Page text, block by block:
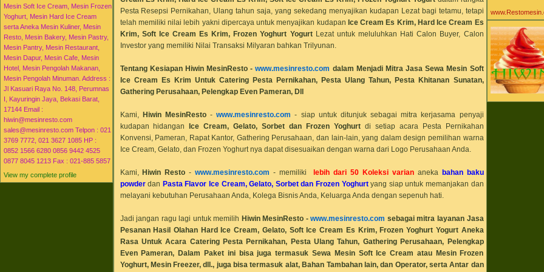
Mesin Soft Ice Cream, Mesin Frozen
Yoghurt, Mesin Hard Ice Cream
serta Aneka Mesin Kuliner, Mesin
Resto, Mesin Bakery, Mesin Pastry,
Mesin Pantry, Mesin Restaurant,
Mesin Dapur, Mesin Cafe, Mesin
Hotel, Mesin Pengolah Makanan,
Mesin Pengolah Minuman. Address :
Jl Kasuari Raya No. 148, Perumnas
I, Kayuringin Jaya, Bekasi Barat,
17144 Email :
hiwin@mesinresto.com
sales@mesinresto.com Telpon : 021
3769 7772, 021 3627 1085 HP :
0852 1566 6280 0856 9442 4525
0877 8045 1213 Fax : 021-885 5857
View my complete profile
Pesta Resepsi Pernikahan, Ulang tahun saja, yang sekedang menyajikan kudapan Lezat bagi tetamu, tetapi
telah memiliki nilai lebih yakni dipercaya untuk menyajikan kudapan Ice Cream Es Krim, Hard Ice Cream Es
Krim, Soft Ice Cream Es Krim, Frozen Yoghurt YogurtLezat untuk meluluhkan Hati Calon Buyer, Calon
Investor yang memiliki Nilai Transaksi Milyaran bahkan Trilyunan.
Tentang Kesiapan Hiwin MesinResto -www.mesinresto.com dalam Menjadi MitraJasa Sewa Mesin Soft
Ice Cream Es Krim Untuk Catering Pesta Pernikahan, Pesta Ulang Tahun, Pesta Khitanan Sunatan,
Gathering Perusahaan, Pelengkap Even Pameran, Dll
Kami, Hiwin MesinResto-www.mesinresto.com - siap untuk ditunjuk sebagai mitra kerjasama penyaji
kudapan hidanganIce Cream, Gelato, Sorbet dan Frozen Yoghurtdi setiap acara Pesta Pernikahan
Konvensi, Pameran, Rapat Kantor, Gathering Perusahaan, dan lain-lain, yang dalam design pemilihan warna
Ice Cream, Gelato, dan Frozen Yoghurt nya dapat disesuaikan dengan warna dari Logo Perusahaan Anda.
Kami,Hiwin Resto - www.mesinresto.com - memilikilebih dari 50 Koleksi variananeka bahan baku
powderdan Pasta Flavor Ice Cream, Gelato, Sorbet dan Frozen Yoghurtyang siap untuk memanjakan dan
melayani kebutuhan Perusahaan Anda, Kolega Bisnis Anda, Keluarga Anda dengan sepenuh hati.
Jadi jangan ragu lagi untuk memilih Hiwin MesinResto -www.mesinresto.com sebagai mitra layanan Jasa
Pesanan Hasil Olahan Hard Ice Cream, Gelato, Soft Ice Cream Es Krim, Frozen Yoghurt Yogurt Aneka
Rasa Untuk Acara Catering Pesta Pernikahan, Pesta Ulang Tahun, Gathering Perusahaan, Pelengkap
Even Pameran, Dalam Paket ini bisa juga termasuk Sewa Mesin Soft Ice Cream atau Mesin Frozen
Yoghurt, Mesin Freezer, dll., juga bisa termasuk alat, Bahan Tambahan lain, dan Operator, serta Antar dan
agen powder ice
Aiko Sarwosri
ala
alat pastry
alat peralatan
alat peralatan
alat peralatan
alergi susu
all about ice
aneka bahan
Aneka Khasiat
Yogurt